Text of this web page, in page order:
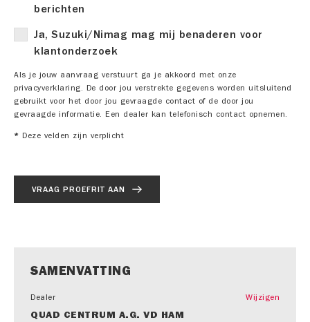
berichten
Ja, Suzuki/Nimag mag mij benaderen voor
klantonderzoek
Als je jouw aanvraag verstuurt ga je akkoord met onze
privacyverklaring. De door jou verstrekte gegevens worden uitsluitend
gebruikt voor het door jou gevraagde contact of de door jou
gevraagde informatie. Een dealer kan telefonisch contact opnemen.
* Deze velden zijn verplicht
VRAAG PROEFRIT AAN
SAMENVATTING
Dealer Wijzigen
QUAD CENTRUM A.G. VD HAM